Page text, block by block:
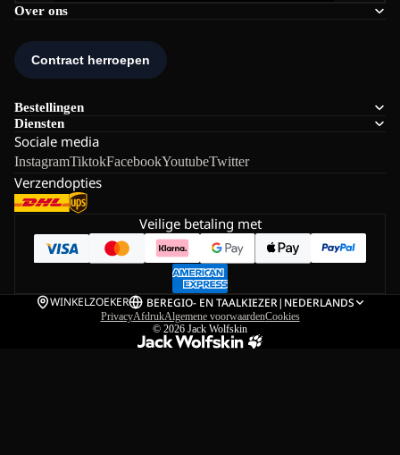
Over ons
Bestellingen
Diensten
Sociale media
InstagramTiktokFacebookYoutubeTwitter
Verzendopties
Veilige betaling met
WINKELZOEKER BEREGIO- EN TAALKIEZER| NEDERLANDS
PrivacyAfdrukAlgemene voorwaardenCookies
© 2026 Jack Wolfskin